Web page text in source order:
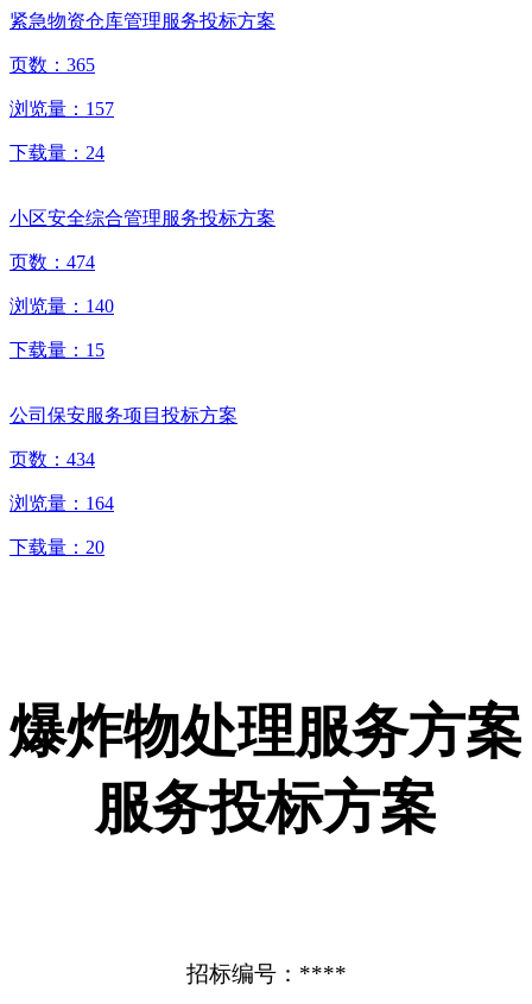
紧急物资仓库管理服务投标方案
页数： 365
浏览量： 157
下载量： 24
小区安全综合管理服务投标方案
页数： 474
浏览量： 140
下载量： 15
公司保安服务项目投标方案
页数： 434
浏览量： 164
下载量： 20
爆炸物处理服务方案
服务投标方案
招标编号：****